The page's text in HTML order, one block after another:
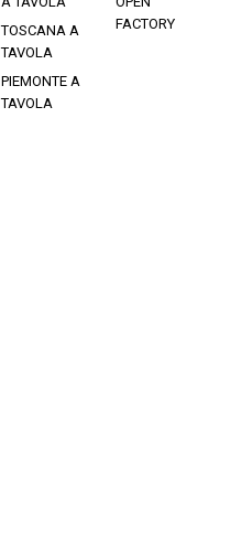
TOSCANA A
TAVOLA
PIEMONTE A
TAVOLA
FACTORY